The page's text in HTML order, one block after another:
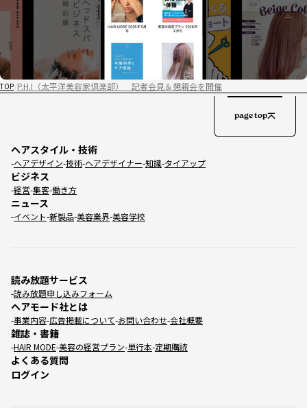
TOP P.H.I（太平洋美容家倶楽部） 記者会見＆懇親会を開催
ヘアスタイル・技術
ヘアデザイン 技術 ヘアデザイナー 知識 タイアップ
ビジネス
経営 集客 働き方
ニュース
イベント 新製品 美容業界 美容学校
読み放題サービス
読み放題申し込みフォーム
ヘアモード社とは
事業内容 広告掲載について お問い合わせ 会社概要
雑誌・書籍
HAIR MODE 美容の経営プラン 単行本 定期購読
よくある質問
ログイン
page top